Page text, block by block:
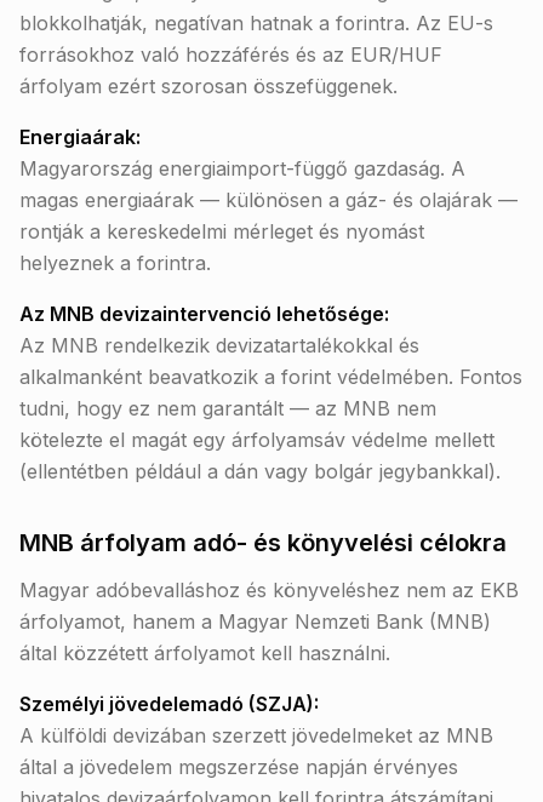
blokkolhatják, negatívan hatnak a forintra. Az EU-s
forrásokhoz való hozzáférés és az EUR/HUF
árfolyam ezért szorosan összefüggenek.
Energiaárak:
Magyarország energiaimport-függő gazdaság. A
magas energiaárak — különösen a gáz- és olajárak —
rontják a kereskedelmi mérleget és nyomást
helyeznek a forintra.
Az MNB devizaintervenció lehetősége:
Az MNB rendelkezik devizatartalékokkal és
alkalmanként beavatkozik a forint védelmében. Fontos
tudni, hogy ez nem garantált — az MNB nem
kötelezte el magát egy árfolyamsáv védelme mellett
(ellentétben például a dán vagy bolgár jegybankkal).
MNB árfolyam adó- és könyvelési célokra
Magyar adóbevalláshoz és könyveléshez nem az EKB
árfolyamot, hanem a Magyar Nemzeti Bank (MNB)
által közzétett árfolyamot kell használni.
Személyi jövedelemadó (SZJA):
A külföldi devizában szerzett jövedelmeket az MNB
által a jövedelem megszerzése napján érvényes